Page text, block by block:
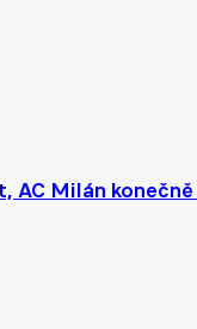
AC Milán